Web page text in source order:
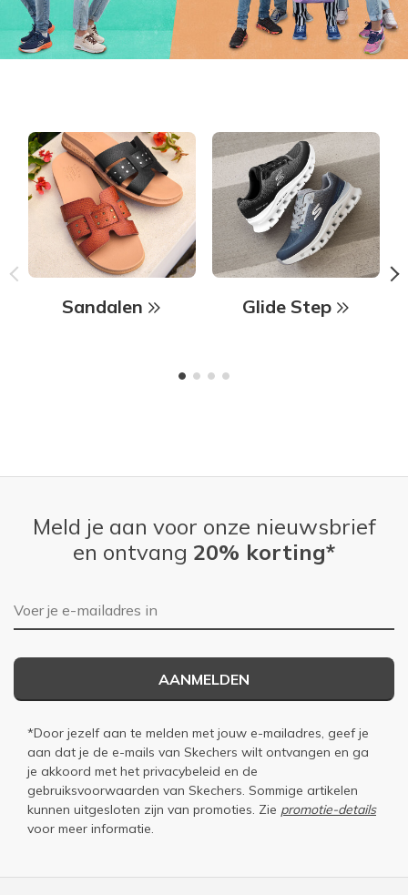
Sandalen Glide Step
Meld je aan voor onze nieuwsbrief
en ontvang 20% korting*
E-mailadres
AANMELDEN
*Door jezelf aan te melden met jouw e-mailadres, geef je
aan dat je de e-mails van Skechers wilt ontvangen en ga
je akkoord met het privacybeleid en de
gebruiksvoorwaarden van Skechers. Sommige artikelen
kunnen uitgesloten zijn van promoties. Zie promotie-details
voor meer informatie.